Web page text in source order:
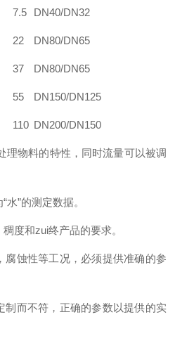
7.5 DN40/DN32
22 DN80/DN65
37 DN80/DN65
55 DN150/DN125
110 DN200/DN150
理物料的特性，同时流量可以被调
”的测定数据。
度和zui终产品的要求。
腐蚀性等工况，必须提供准确的参
制而不符，正确的参数以提供的实